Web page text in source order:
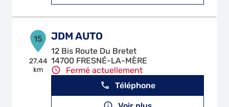
15
27.44
km
JDM AUTO
12 Bis Route Du Bretet
14700 FRESNÉ-LA-MÈRE
Fermé actuellement
Téléphone